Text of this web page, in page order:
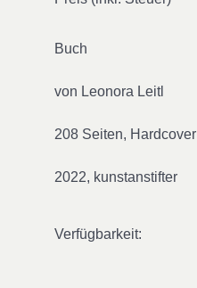
Buch
von Leonora Leitl
208 Seiten, Hardcover
2022, kunstanstifter
Verfügbarkeit: